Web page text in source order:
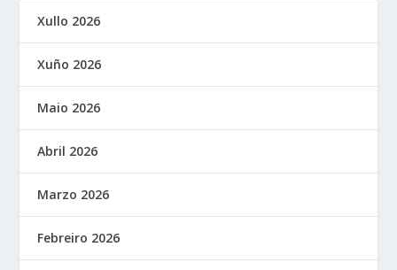
Xullo 2026
Xuño 2026
Maio 2026
Abril 2026
Marzo 2026
Febreiro 2026